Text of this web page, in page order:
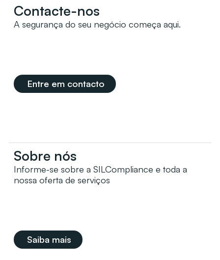
Contacte-nos
A segurança do seu negócio começa aqui.
Entre em contacto
Sobre nós
Informe-se sobre a SILCompliance e toda a
nossa oferta de serviços
Saiba mais